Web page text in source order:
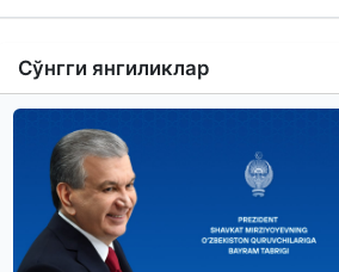
Сўнгги янгиликлар